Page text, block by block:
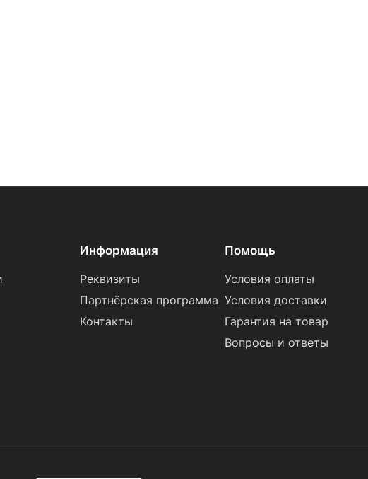
Информация
Реквизиты
Партнёрская программа
Контакты
Помощь
Условия оплаты
Условия доставки
Гарантия на товар
Вопросы и ответы